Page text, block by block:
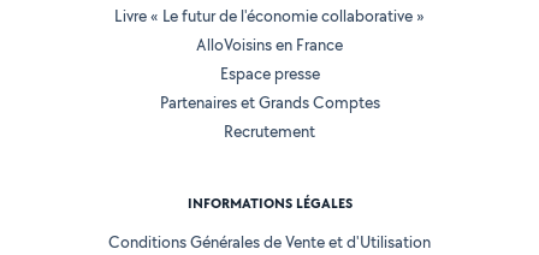
Livre « Le futur de l'économie collaborative »
AlloVoisins en France
Espace presse
Partenaires et Grands Comptes
Recrutement
INFORMATIONS LÉGALES
Conditions Générales de Vente et d'Utilisation